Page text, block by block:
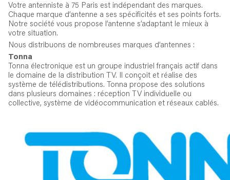
Votre antenniste à 75 Paris est indépendant des marques.
Chaque marque d’antenne a ses spécificités et ses points forts.
Notre société vous propose l’antenne s’adaptant le mieux à
votre situation.
Nous distribuons de nombreuses marques d’antennes :
Tonna
Tonna électronique est un groupe industriel français actif dans
le domaine de la distribution TV. Il conçoit et réalise des
système de télédistributions. Tonna propose des solutions
dans plusieurs domaines : réception TV individuelle ou
collective, système de vidéocommunication et réseaux cablés.